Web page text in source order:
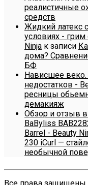
реалистичные
средств
Жидкий латекс
условиях -
Ninja к записи
дома?
БФ
Нависшее
недостатков -
ресницы
демакияж
Обзор и отзыв
BaByliss
Barrel - Beauty
230 iCurl —
необычной